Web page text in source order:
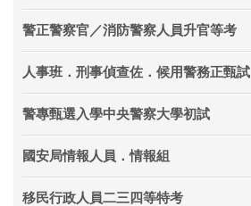
警正警察官／消防警察人員升官等考
人事班．刑事偵查佐．候用警務正甄試
警專甄選入學中央警察大學初試
國安局情報人員．情報組
移民行政人員二三四等特考